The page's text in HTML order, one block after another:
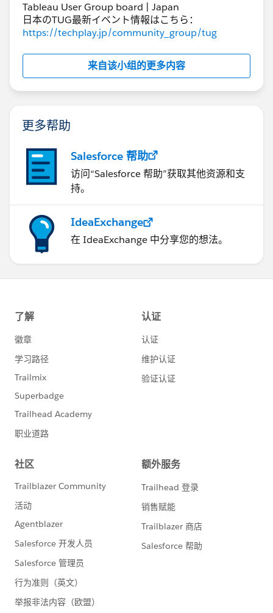
プブロックやセキュリティ設定を確認し、必要に応じて
例外設定を追加してください。
2.アクション設定の見直し
• 「URLに移動アクション」の設定を確認し、「メニュ
ー」でなく「選択」や「ハイライト」に変更して動作確
認を行うことで問題の切り分けをしてください。
認してください。また、Tableau Desktopのバージョン
4.Tableau Communityやサポートへの問い合わせ
• Tableau公式コミュニティやサポートに問い合わせるこ
とで、既知の問題かどうかを確認できます。
定の詳細を添えると解決が早まります。
5.代替手段の利用
• 一時的に「選択」を利用し、メニュー表示が不要な形
ョン設定内容など）があればお知らせください。さらに
Tableau User Group board | Japan
日本のTUG最新イベント情報はこちら：
https://techplay.jp/community_group/tug
来自该小组的更多内容
更多帮助
Salesforce 帮助
访问“Salesforce 帮助”获取其他资源和支
持。
IdeaExchange
在 IdeaExchange 中分享您的想法。